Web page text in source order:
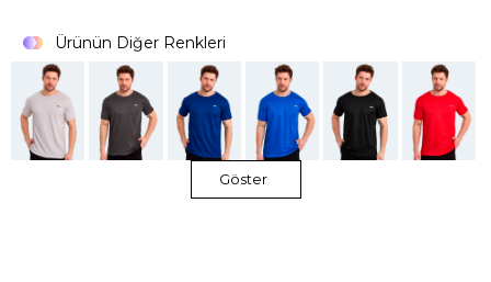
Ürünün Diğer Renkleri
Göster